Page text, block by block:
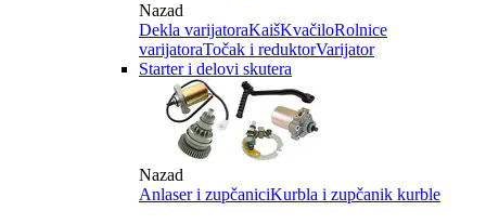
Nazad
Dekla varijatoraKaišKvačiloRolnice
varijatoraTočak i reduktorVarijator
Starter i delovi skutera
Nazad
Anlaser i zupčaniciKurbla i zupčanik kurble